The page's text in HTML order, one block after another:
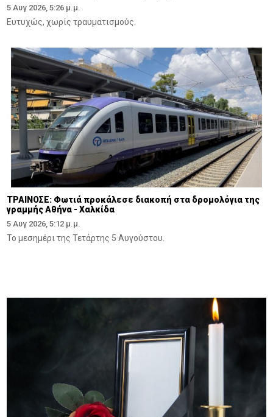
5 Αυγ 2026, 5:26 μ.μ.
Ευτυχώς, χωρίς τραυματισμούς.
ΤΡΑΙΝΟΣΕ: Φωτιά προκάλεσε διακοπή στα δρομολόγια της
γραμμής Αθήνα - Χαλκίδα
5 Αυγ 2026, 5:12 μ.μ.
Το μεσημέρι της Τετάρτης 5 Αυγούστου.